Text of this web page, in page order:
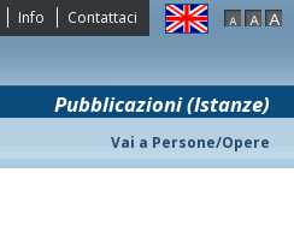
Info Contattaci
Pubblicazioni (Istanze)
Vai a Persone/Opere